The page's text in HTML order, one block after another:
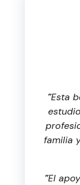
"Esta
familia
"El